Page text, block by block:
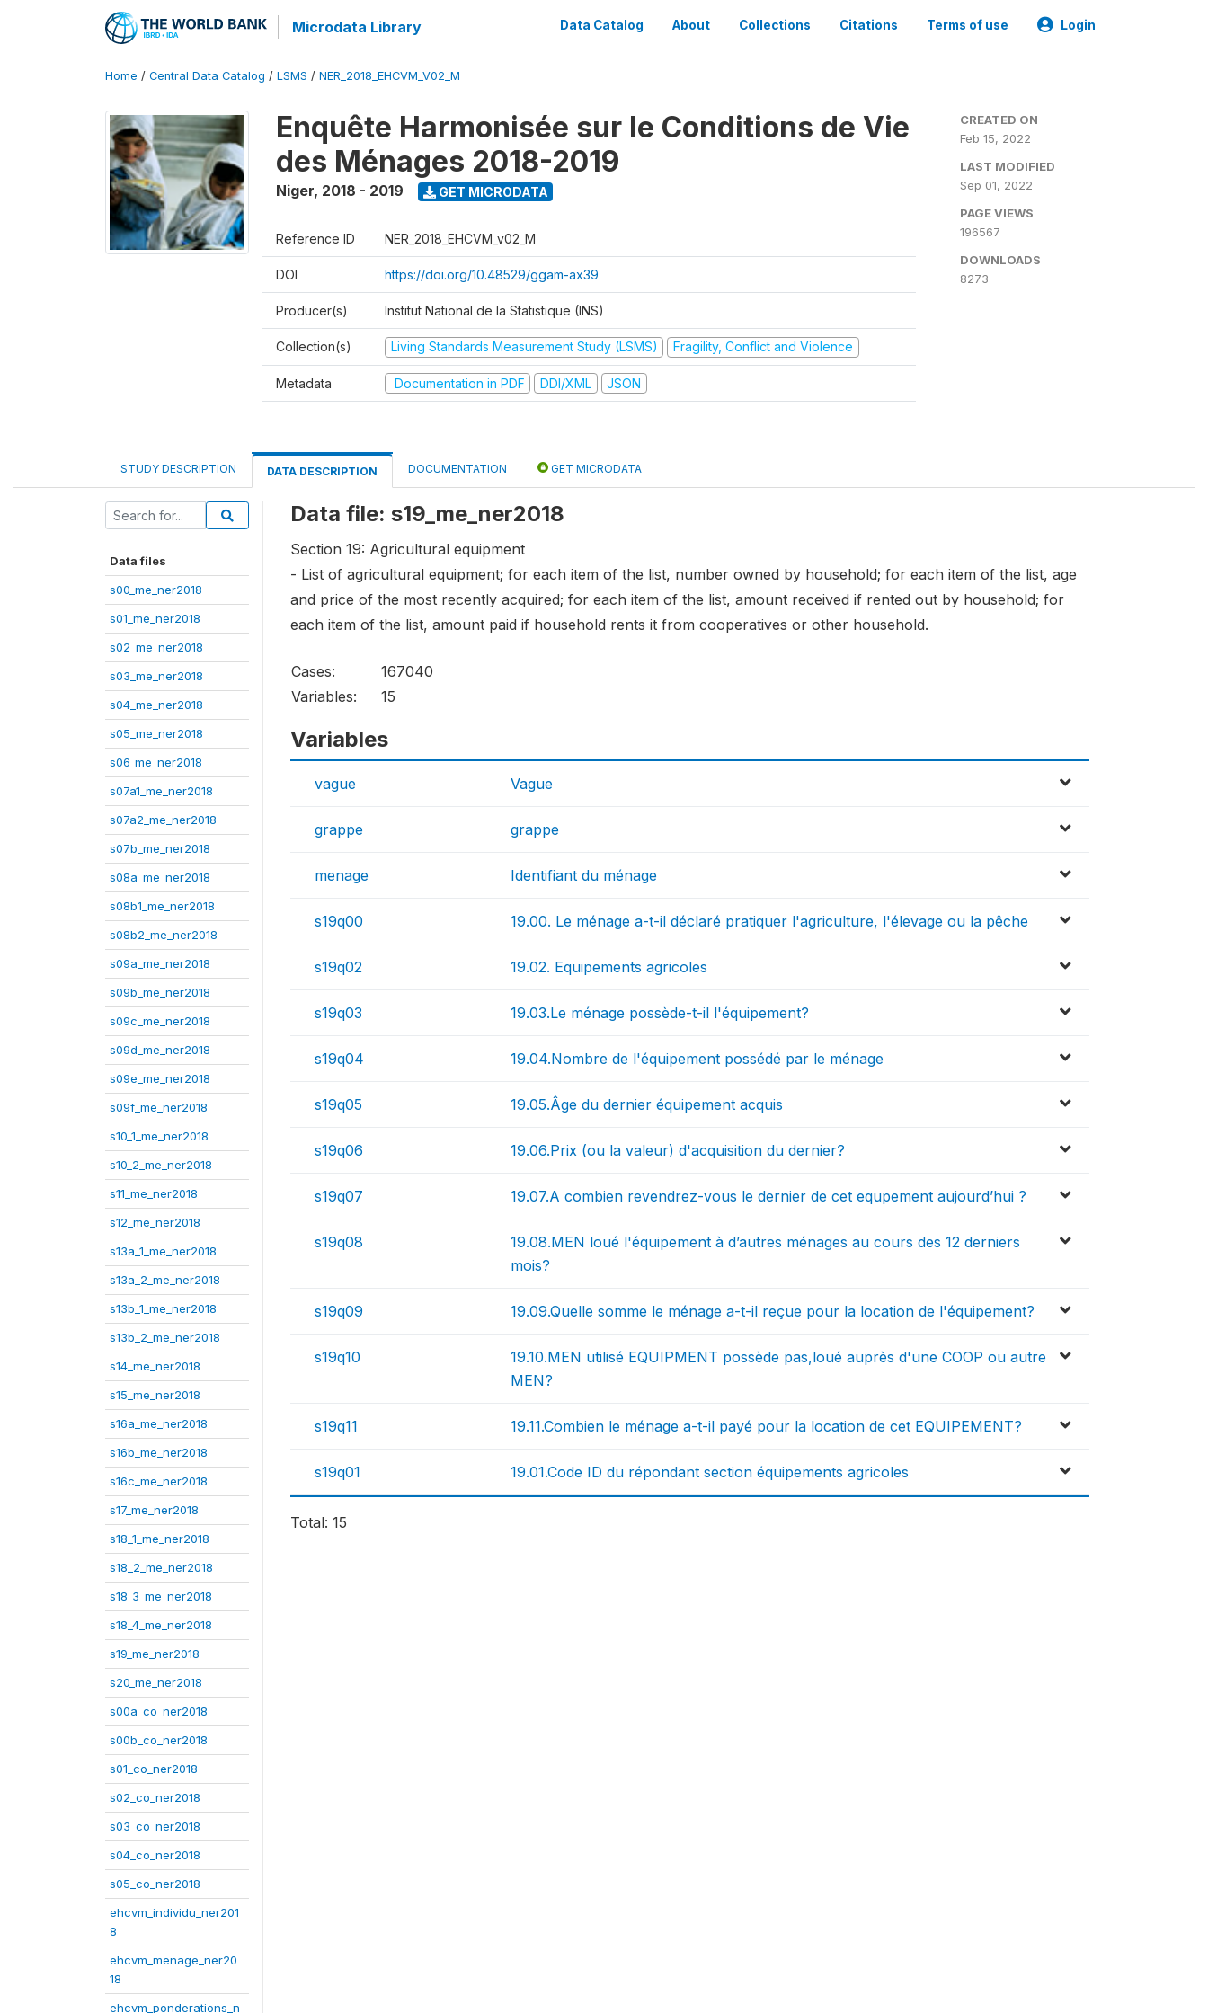
Microdata Library Data Catalog About Collections Citations Terms of use Login
Home / Central Data Catalog / LSMS / NER_2018_EHCVM_V02_M
Enquête Harmonisée sur le Conditions de Vie
des Ménages 2018-2019
Niger, 2018 - 2019 GET MICRODATA
Reference ID NER_2018_EHCVM_v02_M
DOI https://doi.org/10.48529/ggam-ax39
Producer(s) Institut National de la Statistique (INS)
Collection(s) Living Standards Measurement Study (LSMS) Fragility, Conflict and Violence
Metadata Documentation in PDF DDI/XML JSON
CREATED ON
Feb 15, 2022
LAST MODIFIED
Sep 01, 2022
PAGE VIEWS
196567
DOWNLOADS
8273
STUDY DESCRIPTION DATA DESCRIPTION DOCUMENTATION GET MICRODATA
Data files
s00_me_ner2018
s01_me_ner2018
s02_me_ner2018
s03_me_ner2018
s04_me_ner2018
s05_me_ner2018
s06_me_ner2018
s07a1_me_ner2018
s07a2_me_ner2018
s07b_me_ner2018
s08a_me_ner2018
s08b1_me_ner2018
s08b2_me_ner2018
s09a_me_ner2018
s09b_me_ner2018
s09c_me_ner2018
s09d_me_ner2018
s09e_me_ner2018
s09f_me_ner2018
s10_1_me_ner2018
s10_2_me_ner2018
s11_me_ner2018
s12_me_ner2018
s13a_1_me_ner2018
s13a_2_me_ner2018
s13b_1_me_ner2018
s13b_2_me_ner2018
s14_me_ner2018
s15_me_ner2018
s16a_me_ner2018
s16b_me_ner2018
s16c_me_ner2018
s17_me_ner2018
s18_1_me_ner2018
s18_2_me_ner2018
s18_3_me_ner2018
s18_4_me_ner2018
s19_me_ner2018
s20_me_ner2018
s00a_co_ner2018
s00b_co_ner2018
s01_co_ner2018
s02_co_ner2018
s03_co_ner2018
s04_co_ner2018
s05_co_ner2018
ehcvm_individu_ner201
8
ehcvm_menage_ner20
18
ehcvm_ponderations_n
Data file: s19_me_ner2018
Section 19: Agricultural equipment
- List of agricultural equipment; for each item of the list, number owned by household; for each item of the list, age
and price of the most recently acquired; for each item of the list, amount received if rented out by household; for
each item of the list, amount paid if household rents it from cooperatives or other household.
Cases:
167040
Variables:
15
Variables
vague Vague
grappe grappe
menage Identifiant du ménage
s19q00 19.00. Le ménage a-t-il déclaré pratiquer l'agriculture, l'élevage ou la pêche
s19q02 19.02. Equipements agricoles
s19q03 19.03.Le ménage possède-t-il l'équipement?
s19q04 19.04.Nombre de l'équipement possédé par le ménage
s19q05 19.05.Âge du dernier équipement acquis
s19q06 19.06.Prix (ou la valeur) d'acquisition du dernier?
s19q07 19.07.A combien revendrez-vous le dernier de cet equpement aujourd’hui ?
s19q08
19.08.MEN loué l'équipement à d’autres ménages au cours des 12 derniers
mois?
s19q09 19.09.Quelle somme le ménage a-t-il reçue pour la location de l'équipement?
s19q10
19.10.MEN utilisé EQUIPMENT possède pas,loué auprès d'une COOP ou autre
MEN?
s19q11 19.11.Combien le ménage a-t-il payé pour la location de cet EQUIPEMENT?
s19q01 19.01.Code ID du répondant section équipements agricoles
Total: 15